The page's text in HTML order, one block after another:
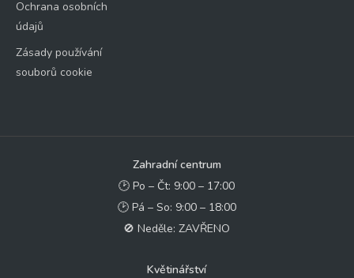
Ochrana osobních
údajů
Zásady používání
souborů cookie
Zahradní centrum
🕑 Po – Čt: 9:00 – 17:00
🕑 Pá – So: 9:00 – 18:00
🚫 Neděle: ZAVŘENO
Květinářství